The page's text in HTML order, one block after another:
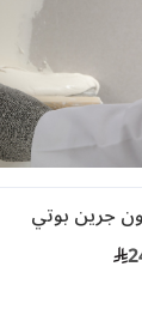
جرين بوتي